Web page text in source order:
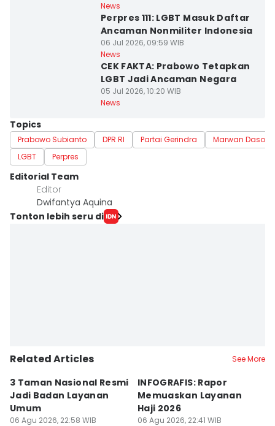
News
Perpres 111: LGBT Masuk Daftar
Ancaman Nonmiliter Indonesia
06 Jul 2026, 09:59 WIB
News
CEK FAKTA: Prabowo Tetapkan
LGBT Jadi Ancaman Negara
05 Jul 2026, 10:20 WIB
News
Topics
Prabowo Subianto DPR RI Partai Gerindra
Marwan
LGBT
Perpres
Editorial Team
Editor
Dwifantya Aquina
Tonton lebih seru di
Related Articles See More
3 Taman Nasional Resmi
Jadi Badan Layanan
Umum
06 Agu 2026, 22:58 WIB
INFOGRAFIS: Rapor
Memuaskan Layanan
Haji 2026
06 Agu 2026, 22:41 WIB